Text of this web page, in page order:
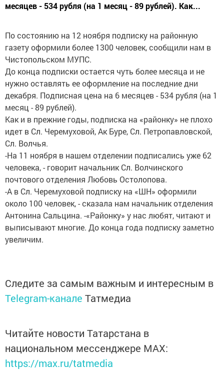
месяцев - 534 рубля (на 1 месяц - 89 рублей). Как...
По состоянию на 12 ноября подписку на районную
газету оформили более 1300 человек, сообщили нам в
Чистопольском МУПС.
До конца подписки остается чуть более месяца и не
нужно оставлять ее оформление на последние дни
декабря. Подписная цена на 6 месяцев - 534 рубля (на 1
месяц - 89 рублей).
Как и в прежние годы, подписка на «районку» не плохо
идет в Сл. Черемуховой, Ак Буре, Сл. Петропавловской,
Сл. Волчья.
-На 11 ноября в нашем отделении подписались уже 62
человека, - говорит начальник Сл. Волчинского
почтового отделения Любовь Остолопова.
-А в Сл. Черемуховой подписку на «ШН» оформили
около 100 человек, - сказала нам начальник отделения
Антонина Сальцина. -«Районку» у нас любят, читают и
выписывают многие. До конца года подписку заметно
увеличим.
Следите за самым важным и интересным в
Telegram-канале Татмедиа
Читайте новости Татарстана в
национальном мессенджере MАХ:
https://max.ru/tatmedia